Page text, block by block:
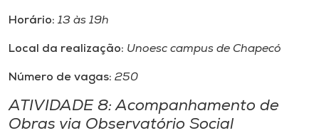
Horário: 13 às 19h
Local da realização: Unoesc campus de Chapecó
Número de vagas: 250
ATIVIDADE 8: Acompanhamento de
Obras via Observatório Social